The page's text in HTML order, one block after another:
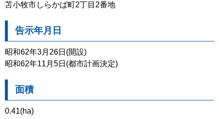
苫小牧市しらかば町2丁目2番地
告示年月日
昭和62年3月26日(開設)
昭和62年11月5日(都市計画決定)
面積
0.41(ha)